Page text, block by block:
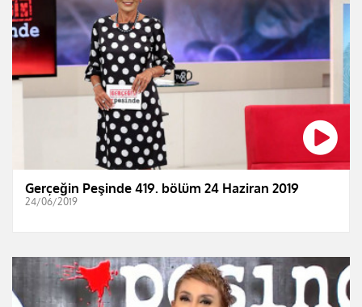
Gerçeğin Peşinde 419. bölüm 24 Haziran 2019
24/06/2019